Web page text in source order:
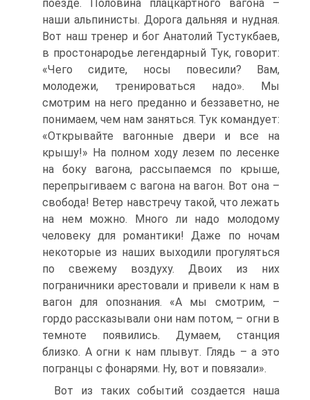
поезде. Половина плацкартного вагона –
наши альпинисты. Дорога дальняя и нудная.
Вот наш тренер и бог Анатолий Тустукбаев,
в простонародье легендарный Тук, говорит:
«Чего сидите, носы повесили? Вам,
молодежи, тренироваться надо». Мы
смотрим на него преданно и беззаветно, не
понимаем, чем нам заняться. Тук командует:
«Открывайте вагонные двери и все на
крышу!» На полном ходу лезем по лесенке
на боку вагона, рассыпаемся по крыше,
перепрыгиваем с вагона на вагон. Вот она –
свобода! Ветер навстречу такой, что лежать
на нем можно. Много ли надо молодому
человеку для романтики! Даже по ночам
некоторые из наших выходили прогуляться
по свежему воздуху. Двоих из них
пограничники арестовали и привели к нам в
вагон для опознания. «А мы смотрим, –
гордо рассказывали они нам потом, – огни в
темноте появились. Думаем, станция
близко. А огни к нам плывут. Глядь – а это
погранцы с фонарями. Ну, вот и повязали».
Вот из таких событий создается наша